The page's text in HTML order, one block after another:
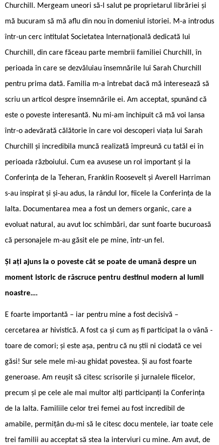
Churchill. Mergeam uneori să-l salut pe proprietarul librăriei și
mă bucuram să mă aflu din nou în domeniul istoriei. M-a introdus
într-un cerc intitulat Societatea Internațională dedicată lui
Churchill, din care făceau parte membrii familiei Churchill, în
perioada în care se dezvăluiau însemnările lui Sarah Churchill
pentru prima dată. Familia m-a întrebat dacă mă interesează să
scriu un articol despre însemnările ei. Am acceptat, spunând că
este o poveste interesantă. Nu mi-am închipuit că mă voi lansa
într-o adevărată călătorie în care voi descoperi viața lui Sarah
Churchill și incredibila muncă realizată împreună cu tatăl ei în
perioada războiului. Cum ea avusese un rol important și la
Conferința de la Teheran, Franklin Roosevelt și Averell Harriman
s-au inspirat și și-au adus, la rândul lor, fiicele la Conferința de la
Ialta. Documentarea mea a fost un demers organic, care a
evoluat natural, au avut loc schimbări, dar sunt foarte bucuroasă
că personajele m-au găsit ele pe mine, într-un fel.
Și ați ajuns la o poveste cât se poate de umană despre un
moment istoric de răscruce pentru destinul modern al lumii
noastre….
E foarte importantă – iar pentru mine a fost decisivă –
cercetarea ar ­hivistică. A fost ca și cum aș fi participat la o vână ­
toare de comori; și este așa, pentru că nu știi ni ­ciodată ce vei
găsi! Sur ­sele mele mi-au ghidat povestea. Și au fost foarte
generoase. Am reușit să citesc scrisorile și jurnalele fiicelor,
precum și pe cele ale mai multor alți participanți la Conferința
de la Ialta. Familiile celor trei femei au fost incredibil de
amabile, permițân ­du-mi să le citesc docu ­mentele, iar toate cele
trei familii au acceptat să stea la interviuri cu mine. Am avut, de